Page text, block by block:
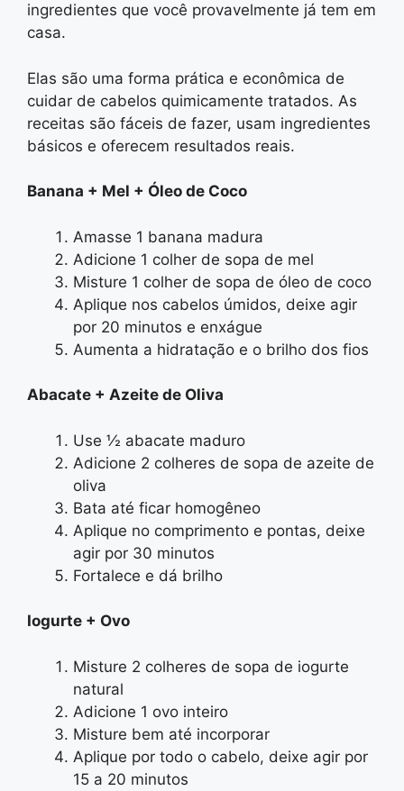
ingredientes que você provavelmente já tem em
casa.
Elas são uma forma prática e econômica de
cuidar de cabelos quimicamente tratados. As
receitas são fáceis de fazer, usam ingredientes
básicos e oferecem resultados reais.
Banana + Mel + Óleo de Coco
Amasse 1 banana madura
Adicione 1 colher de sopa de mel
Misture 1 colher de sopa de óleo de coco
Aplique nos cabelos úmidos, deixe agir
por 20 minutos e enxágue
Aumenta a hidratação e o brilho dos fios
Abacate + Azeite de Oliva
Use ½ abacate maduro
Adicione 2 colheres de sopa de azeite de
oliva
Bata até ficar homogêneo
Aplique no comprimento e pontas, deixe
agir por 30 minutos
Fortalece e dá brilho
Iogurte + Ovo
Misture 2 colheres de sopa de iogurte
natural
Adicione 1 ovo inteiro
Misture bem até incorporar
Aplique por todo o cabelo, deixe agir por
15 a 20 minutos